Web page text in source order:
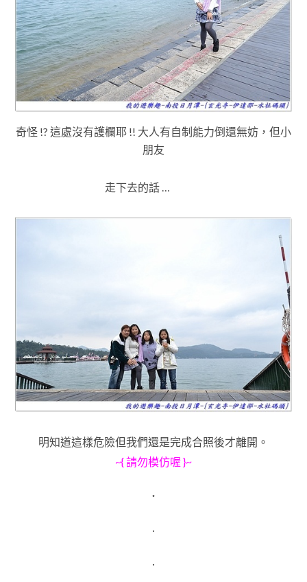
奇怪 !? 這處沒有護欄耶 !! 大人有自制能力倒還無妨 ，但小
朋友
走下去的話 …
明知道這樣危險但我們還是完成合照後才離開 。
~{ 請勿模仿喔 }~
．
．
．